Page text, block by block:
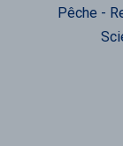
Pêche -